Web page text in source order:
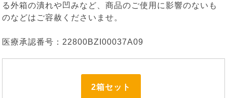
る外箱の潰れや凹みなど、商品のご使用に影響のないも
のなどはご容赦くださいませ。
医療承認番号：22800BZI00037A09
2箱セット